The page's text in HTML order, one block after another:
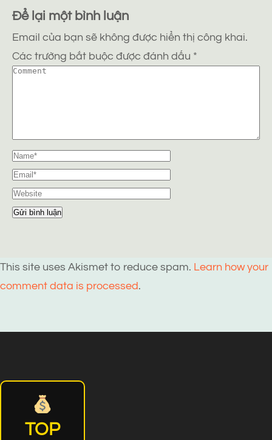
Để lại một bình luận
Email của bạn sẽ không được hiển thị công khai.
Các trường bắt buộc được đánh dấu *
This site uses Akismet to reduce spam. Learn how your
comment data is processed.
TOP